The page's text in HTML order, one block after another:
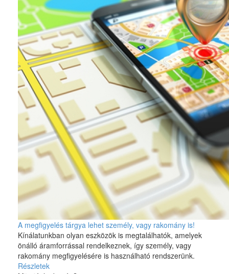
A megfigyelés tárgya lehet személy, vagy rakomány is!
Kínálatunkban olyan eszközök is megtalálhatók, amelyek
önálló áramforrással rendelkeznek, így személy, vagy
rakomány megfigyelésére is használható rendszerünk.
Részletek